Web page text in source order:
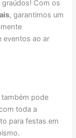
Com os
, garantimos um
eventos ao ar
também pode
toda a
para festas em